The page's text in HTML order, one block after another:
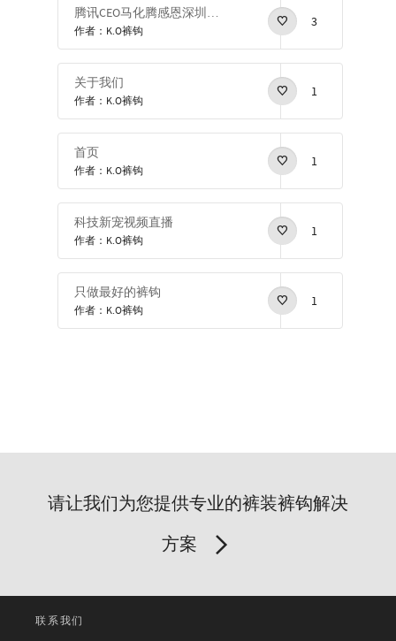
腾讯CEO马化腾感恩深圳感恩改革开放
作者：K.O裤钩
3
关于我们
作者：K.O裤钩
1
首页
作者：K.O裤钩
1
科技新宠视频直播
作者：K.O裤钩
1
只做最好的裤钩
作者：K.O裤钩
1
请让我们为您提供专业的裤装裤钩解决
方案
联系我们